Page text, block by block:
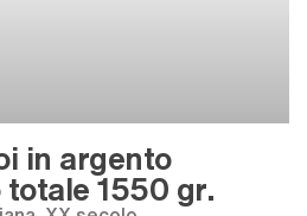
in argento
1550 gr.